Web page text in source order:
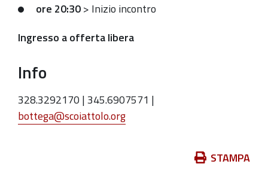
Accoglienza,
Giustizia,
Sostenibilità,
Cooperazione,
Partecipazione:
sesto
incontro
della
ore 20:30> Inizio incontro
Ingresso a offerta libera
Info
328.3292170 | 345.6907571 |
bottega@scoiattolo.org
STAMPA